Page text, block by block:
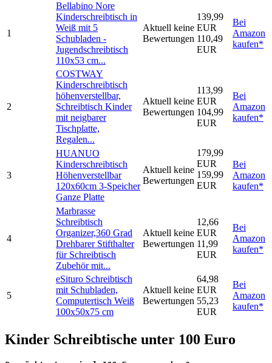
1
Bellabino Nore
Kinderschreibtisch in
Weiß mit 5
Schubladen -
Jugendschreibtisch
110x53 cm...
Aktuell keine
Bewertungen
139,99
EUR
110,49
EUR
Bei
Amazon
kaufen*
2
COSTWAY
Kinderschreibtisch
höhenverstellbar,
Schreibtisch Kinder
mit neigbarer
Tischplatte,
Regalen...
Aktuell keine
Bewertungen
113,99
EUR
104,99
EUR
Bei
Amazon
kaufen*
3
HUANUO
Kinderschreibtisch
Höhenverstellbar
120x60cm 3-Speicher
Ganze Platte
Aktuell keine
Bewertungen
179,99
EUR
159,99
EUR
Bei
Amazon
kaufen*
4
Marbrasse
Schreibtisch
Organizer,360 Grad
Drehbarer Stifthalter
für Schreibtisch
Zubehör mit...
Aktuell keine
Bewertungen
12,66
EUR
11,99
EUR
Bei
Amazon
kaufen*
5
eSituro Schreibtisch
mit Schubladen,
Computertisch Weiß
100x50x75 cm
Aktuell keine
Bewertungen
64,98
EUR
55,23
EUR
Bei
Amazon
kaufen*
Kinder Schreibtische unter 100 Euro